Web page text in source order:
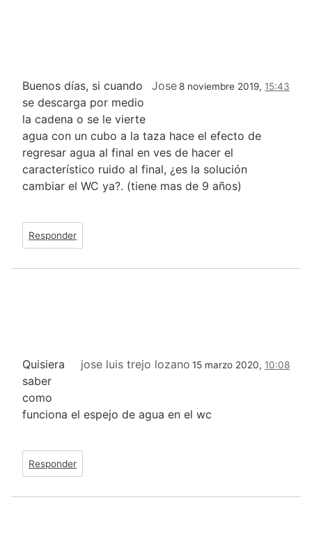
Jose8 noviembre 2019, 15:43
Buenos días, si cuando
se descarga por medio
la cadena o se le vierte
agua con un cubo a la taza hace el efecto de
regresar agua al final en ves de hacer el
característico ruido al final, ¿es la solución
cambiar el WC ya?. (tiene mas de 9 años)
Responder
jose luis trejo lozano 15 marzo 2020, 10:08
Quisiera
saber
como
funciona el espejo de agua en el wc
Responder